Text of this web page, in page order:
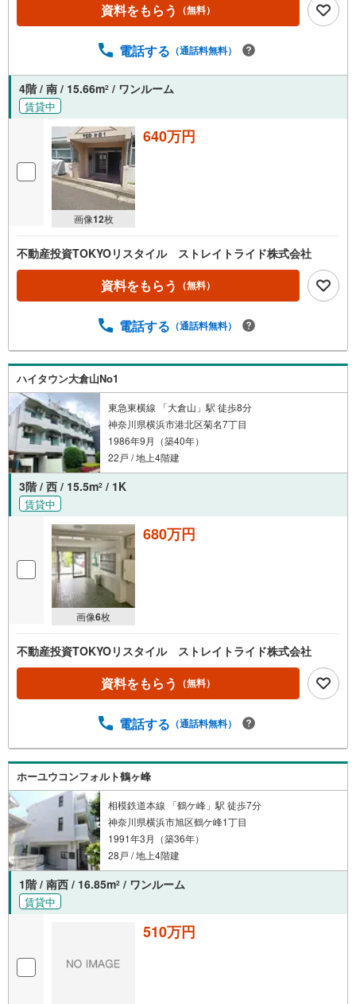
資料をもらう （無料）
電話する （通話料無料）
4階 / 南 / 15.66m2 / ワンルーム
賃貸中
画像12枚
640万円
不動産投資TOKYOリスタイル ストレイトライド株式会社
資料をもらう （無料）
電話する （通話料無料）
ハイタウン大倉山No1
東急東横線 「大倉山」駅 徒歩8分
神奈川県横浜市港北区菊名7丁目
1986年9月（築40年）
22戸 / 地上4階建
3階 / 西 / 15.5m2 / 1K
賃貸中
画像6枚
680万円
不動産投資TOKYOリスタイル ストレイトライド株式会社
資料をもらう （無料）
電話する （通話料無料）
ホーユウコンフォルト鶴ヶ峰
相模鉄道本線 「鶴ケ峰」駅 徒歩7分
神奈川県横浜市旭区鶴ケ峰1丁目
1991年3月（築36年）
28戸 / 地上4階建
1階 / 南西 / 16.85m2 / ワンルーム
賃貸中
510万円